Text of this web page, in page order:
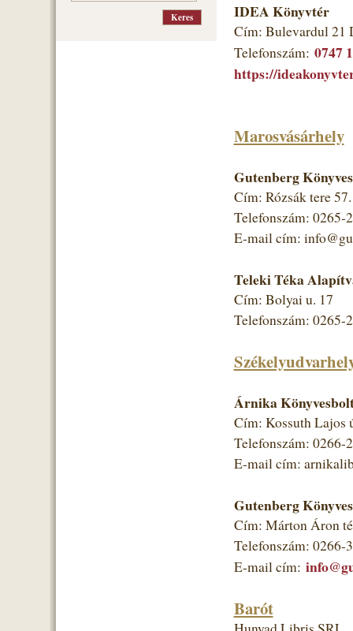
IDEA Könyvtér
Cím: Bulevardul 21
Telefonszám: 0747
https://
Marosvásárhely
Gutenberg
Cím: Rózsák tere
Telefonszám: 0265-
E-mail cím:
Teleki Téka
Cím: Bolyai u. 17
Telefonszám: 0265-
Árnika
Cím: Kossuth Lajos
Telefonszám: 0266-
E-mail cím:
Gutenberg
Cím: Márton Áron
Telefonszám: 0266-
E-mail cím:
Barót